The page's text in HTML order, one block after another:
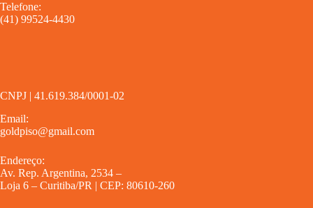
Telefone:
(41) 99524-4430
CNPJ | 41.619.384/0001-02
Email:
goldpiso@gmail.com
Endereço:
Av. Rep. Argentina, 2534 –
Loja 6 – Curitiba/PR | CEP: 80610-260